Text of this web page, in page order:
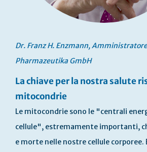
Dr. Franz H. Enzmann,
Pharmazeutika GmbH
La chiave per la nostra salute
mitocondrie
Le mitocondrie sono le "centrali
cellule", estremamente importanti,
e morte nelle nostre cellule corporee.